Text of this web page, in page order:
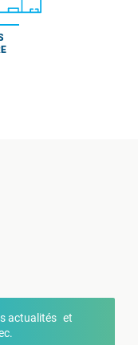
actualités et